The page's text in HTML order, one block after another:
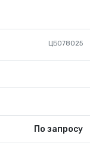
ЦБ078025
По запросу